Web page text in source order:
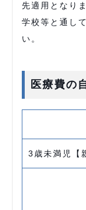
先適用となり
学校等と通し
い。
医療費の
3歳未満児【